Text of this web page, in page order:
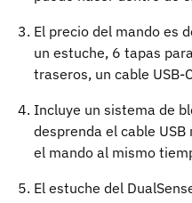
El precio del mando es
un estuche, 6 tapas
traseros, un cable USB-
Incluye un sistema de
desprenda el cable
el mando al mismo
El estuche del